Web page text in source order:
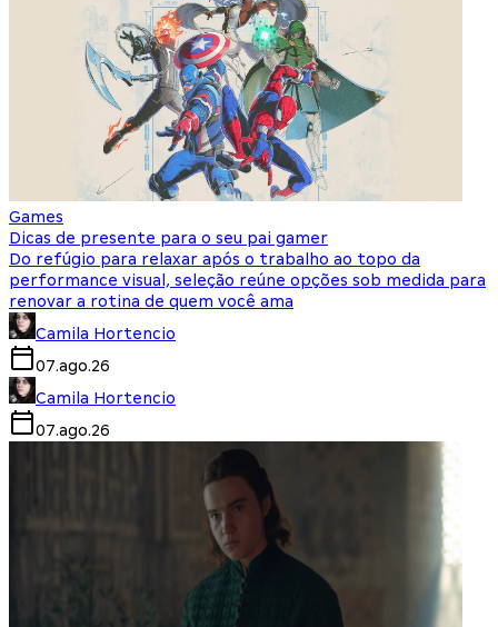
Games
Dicas de presente para o seu pai gamer
Do refúgio para relaxar após o trabalho ao topo da
performance visual, seleção reúne opções sob medida para
renovar a rotina de quem você ama
Camila Hortencio
07.ago.26
Camila Hortencio
07.ago.26